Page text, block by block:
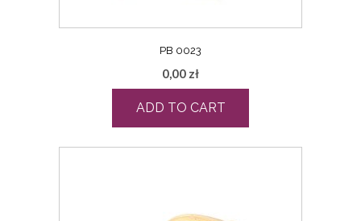
PB 0023
0,00 zł
ADD TO CART